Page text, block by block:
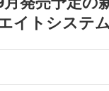
イトシステ